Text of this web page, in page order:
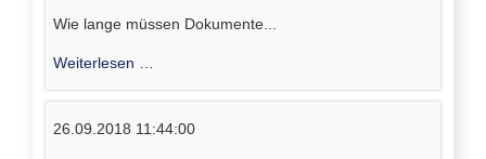
Wie lange müssen Dokumente...
Weiterlesen …
26.09.2018 11:44:00